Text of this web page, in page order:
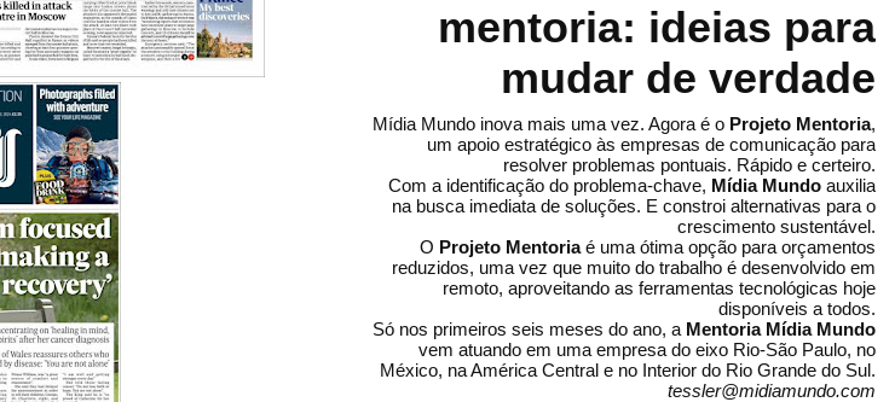
mentoria: ideias para
mudar de verdade
Mídia Mundo inova mais uma vez. Agora é o Projeto Mentoria,
um apoio estratégico às empresas de comunicação para
resolver problemas pontuais. Rápido e certeiro.
Com a identificação do problema-chave, Mídia Mundo auxilia
na busca imediata de soluções. E constroi alternativas para o
crescimento sustentável.
O Projeto Mentoriaé uma ótima opção para orçamentos
reduzidos, uma vez que muito do trabalho é desenvolvido em
remoto, aproveitando as ferramentas tecnológicas hoje
disponíveis a todos.
Só nos primeiros seis meses do ano, a Mentoria Mídia Mundo
vem atuando em uma empresa do eixo Rio-São Paulo, no
México, na América Central e no Interior do Rio Grande do Sul.
tessler@midiamundo.com